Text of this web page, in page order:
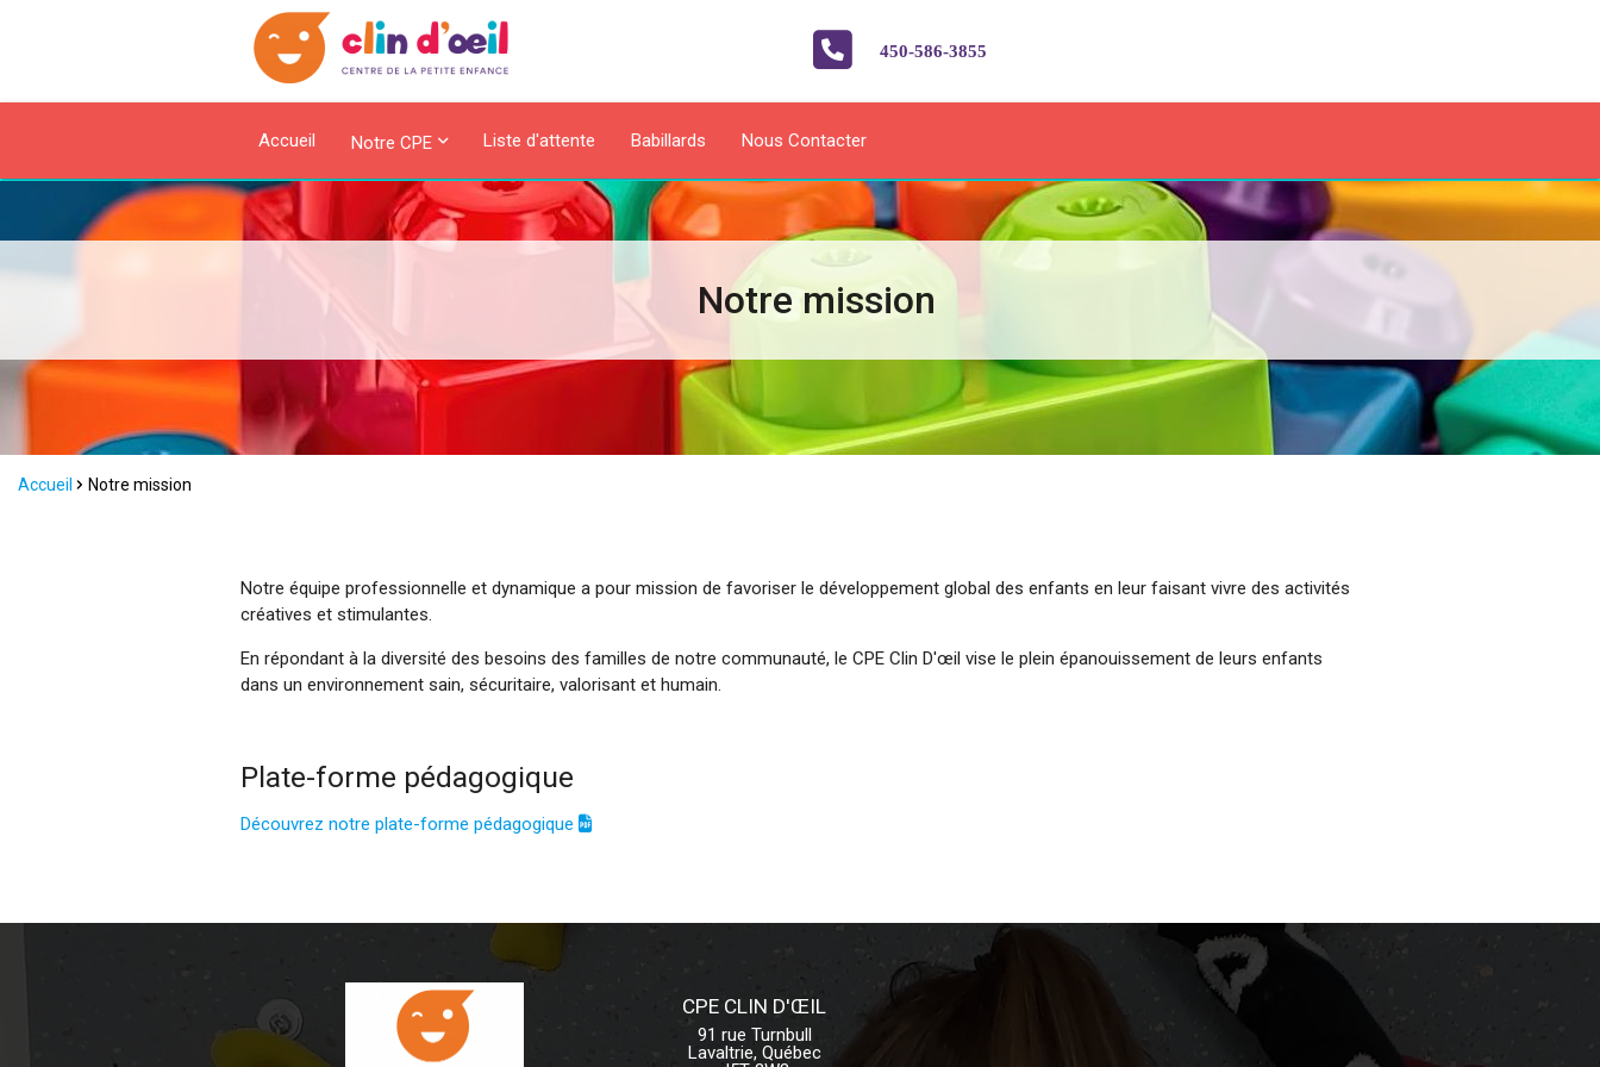
450-586-3855
Accueil Notre CPE Liste d'attente Babillards Nous Contacter
Notre mission
Accueil Notre mission
Notre équipe professionnelle et dynamique a pour mission de favoriser le développement global des enfants en leur faisant vivre des activités
créatives et stimulantes.
En répondant à la diversité des besoins des familles de notre communauté, le CPE Clin D'œil vise le plein épanouissement de leurs enfants
dans un environnement sain, sécuritaire, valorisant et humain.
Plate-forme pédagogique
Découvrez notre plate-forme pédagogique
CPE CLIN D'ŒIL
91 rue Turnbull
Lavaltrie, Québec